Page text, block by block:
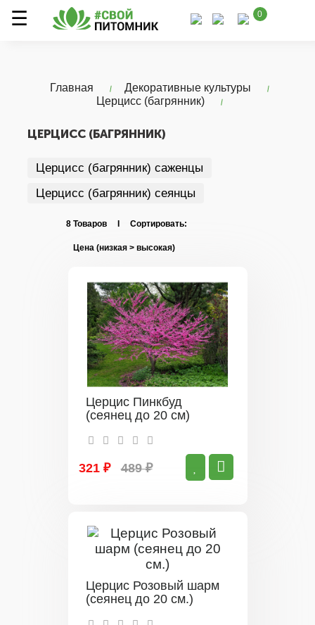
0
Главная
Декоративные культуры
Церцисс (багрянник)
ЦЕРЦИСС (БАГРЯННИК)
Церцисс (багрянник) саженцы
Церцисс (багрянник) сеянцы
8 Товаров I Сортировать:
Церцис Пинкбуд
(сеянец до 20 см)
321 ₽ 489 ₽
Церцис Розовый шарм
(сеянец до 20 см.)